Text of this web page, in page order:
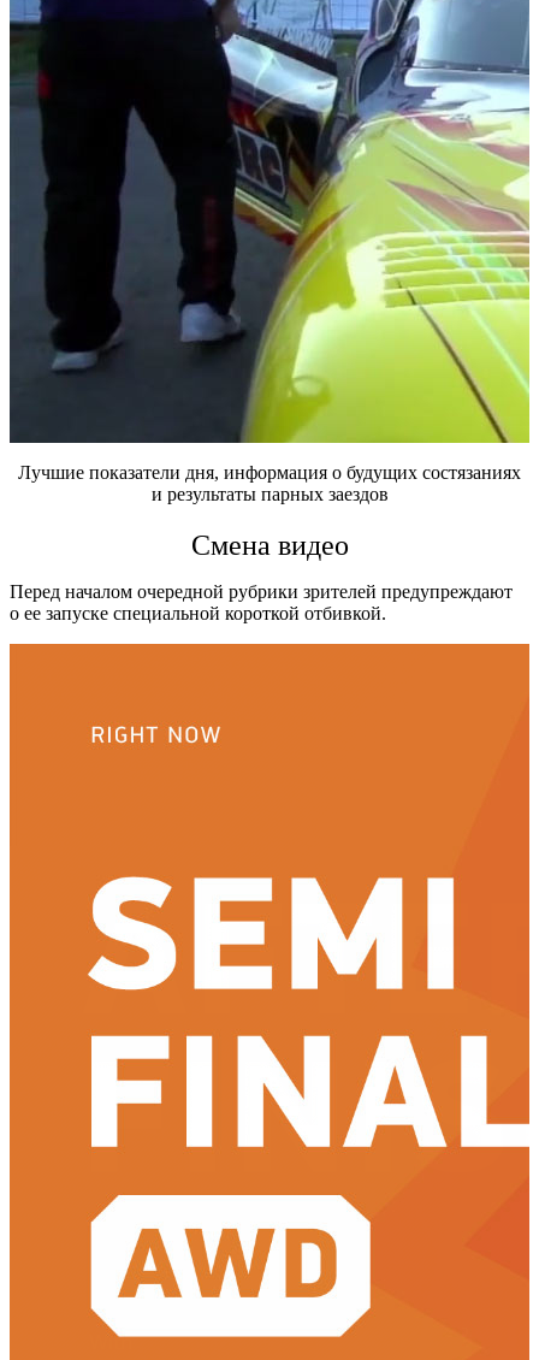
Лучшие показатели дня, информация о будущих состязаниях
и результаты парных заездов
Смена видео
Перед началом очередной рубрики зрителей предупреждают
о ее запуске специальной короткой отбивкой.